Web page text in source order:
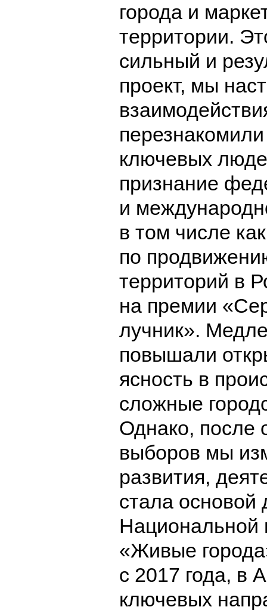
города и
территории.
сильный и
проект, мы
ключевых
признание
и
в том числе
по
территорий в
на премии
лучник».
повышали
ясность в
сложные
Однако, после
выборов мы
развития,
стала основой
Национальной
«Живые
с 2017 года, в
ключевых